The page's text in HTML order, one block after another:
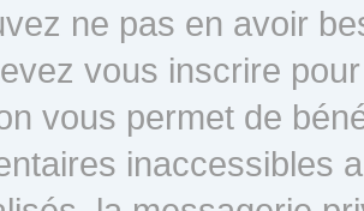
ne pas en avoir
vous inscrire
vous permet de
inaccessibles